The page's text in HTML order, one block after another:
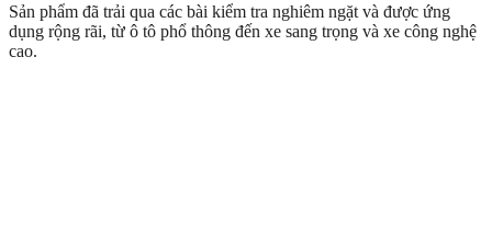
Sản phẩm đã trải qua các bài kiểm tra nghiêm ngặt và được ứng
dụng rộng rãi, từ ô tô phổ thông đến xe sang trọng và xe công nghệ
cao.